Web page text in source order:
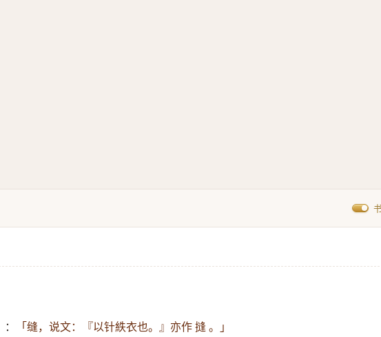
： 「缝，说文：『以针紩衣也。』亦作 摓 。」